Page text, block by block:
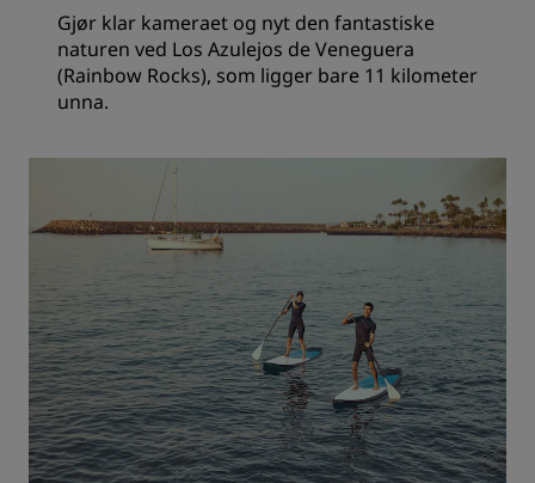
Gjør klar kameraet og nyt den fantastiske
naturen ved Los Azulejos de Veneguera
(Rainbow Rocks), som ligger bare 11 kilometer
unna.